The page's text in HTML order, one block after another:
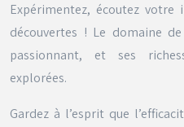
Expérimentez, écoutez
découvertes ! Le domaine
passionnant, et ses
explorées.
Gardez à l’esprit que